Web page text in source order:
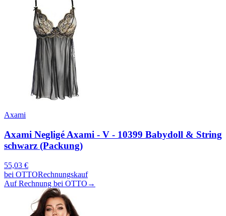
Axami
Axami Negligé Axami - V - 10399 Babydoll & String
schwarz (Packung)
55,03 €
bei OTTORechnungskauf
Auf Rechnung bei OTTO →